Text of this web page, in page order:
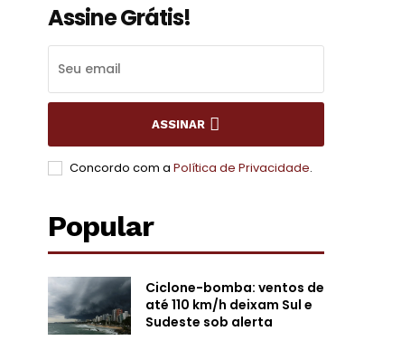
Assine Grátis!
ASSINAR
Concordo com a Política de Privacidade.
Popular
Ciclone-bomba: ventos de
até 110 km/h deixam Sul e
Sudeste sob alerta